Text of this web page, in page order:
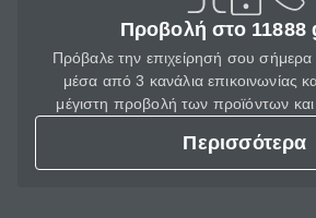
Προβολή στο 11888
Πρόβαλε την επιχείρησή σου
μέσα από 3 κανάλια επικοινωνίας
μέγιστη προβολή των προϊόντων
Περισσότερα